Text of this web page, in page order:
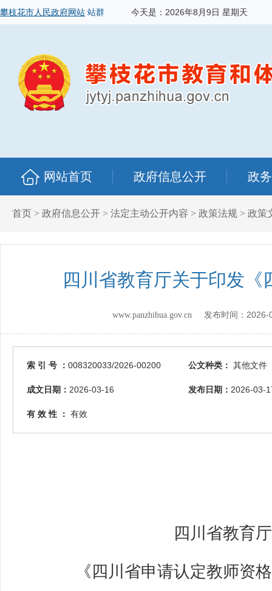
攀枝花市人民政府网站 站群 今天是： 2026年8月9日 星期天
网站首页 政府信息公开 政
首页 > 政府信息公开 > 法定主动公开内容 > 政策法规 > 政策
四川省教育厅关于印发
www.panzhihua.gov.cn 发布时间： 2026-
索 引 号 ： 008320033/2026-00200 公文种类： 其他文件
成文日期： 2026-03-16 发布日期： 2026-03-
有 效 性 ： 有效
四川省教育
《四川省申请认定教师资